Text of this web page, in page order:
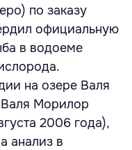
по заказу
официальную
в водоеме
на озере Валя
Морилор
2006 года),
анализ в